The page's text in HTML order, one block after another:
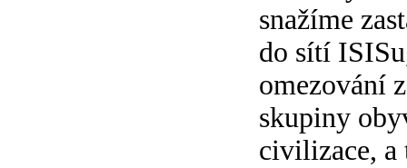
snažíme
do sítí
omezování
skupiny
civilizace, a